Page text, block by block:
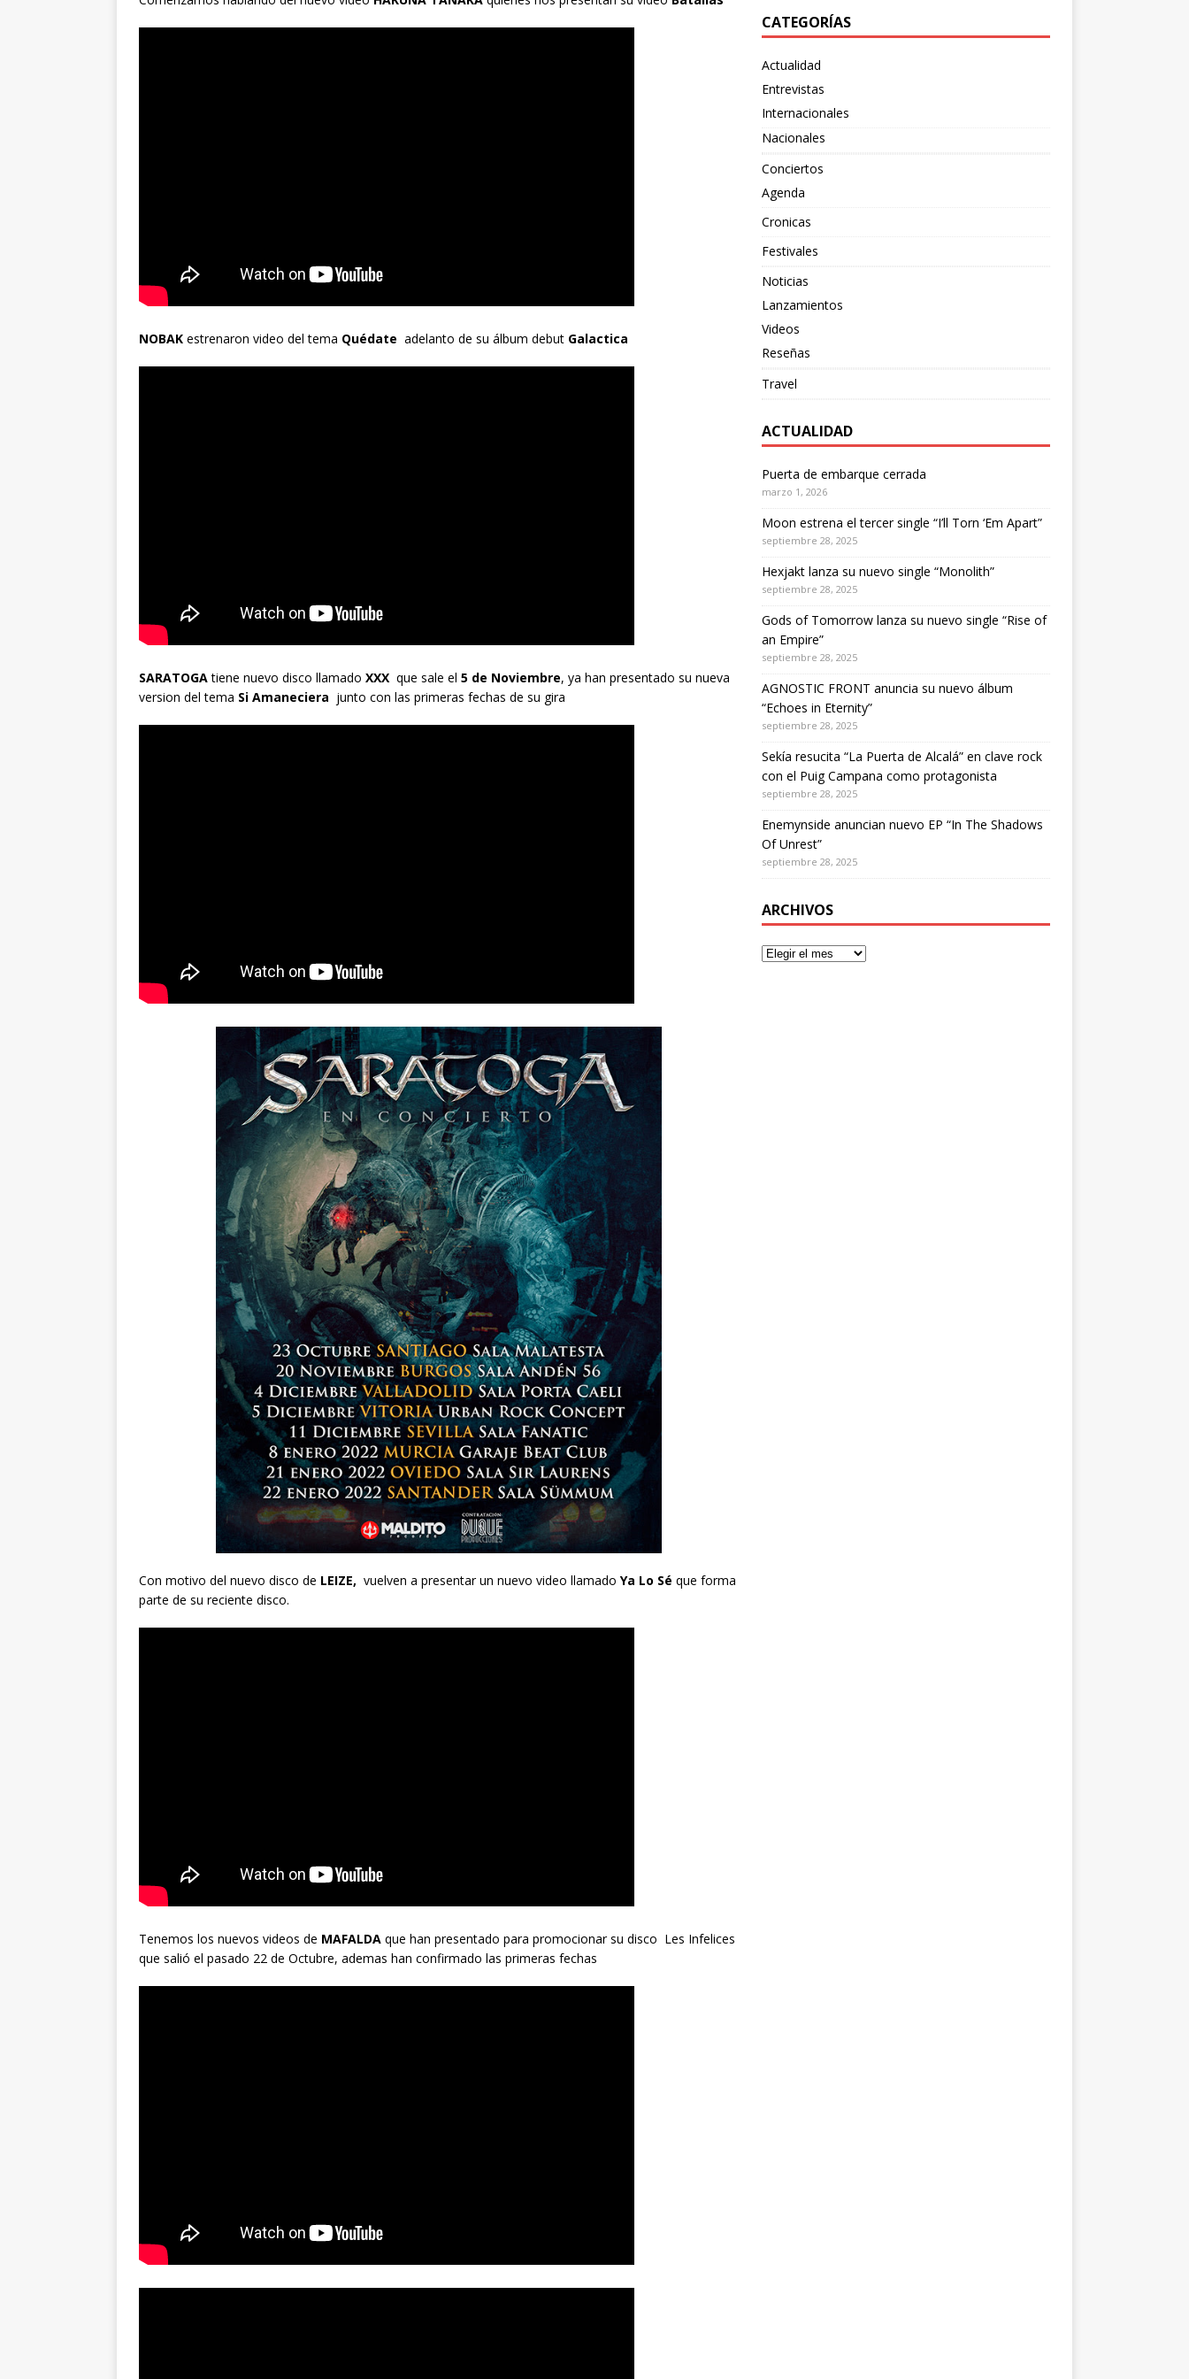
NOBAK estrenaron video del tema Quédate adelanto de su álbum debut Galactica
SARATOGAtiene nuevo disco llamado XXX que sale el 5 de Noviembre, ya han presentado su nueva
version del tema Si Amaneciera junto con las primeras fechas de su gira
Con motivo del nuevo disco de LEIZE, vuelven a presentar un nuevo video llamado Ya Lo Sé que forma
parte de su reciente disco.
Tenemos los nuevos videos de MAFALDA que han presentado para promocionar su disco Les Infelices
que salió el pasado 22 de Octubre, ademas han confirmado las primeras fechas
CATEGORÍAS
Actualidad
Entrevistas
Internacionales
Nacionales
Conciertos
Agenda
Cronicas
Festivales
Noticias
Lanzamientos
Videos
Reseñas
Travel
ACTUALIDAD
Puerta de embarque cerrada
marzo 1, 2026
Moon estrena el tercer single “I’ll Torn ‘Em Apart”
septiembre 28, 2025
Hexjakt lanza su nuevo single “Monolith”
septiembre 28, 2025
Gods of Tomorrow lanza su nuevo single “Rise of
an Empire”
septiembre 28, 2025
AGNOSTIC FRONT anuncia su nuevo álbum
“Echoes in Eternity”
septiembre 28, 2025
Sekía resucita “La Puerta de Alcalá” en clave rock
con el Puig Campana como protagonista
septiembre 28, 2025
Enemynside anuncian nuevo EP “In The Shadows
Of Unrest”
septiembre 28, 2025
ARCHIVOS